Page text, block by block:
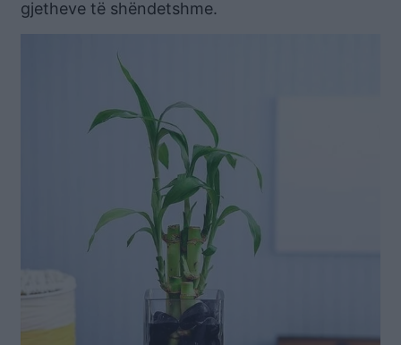
gjetheve të shëndetshme.